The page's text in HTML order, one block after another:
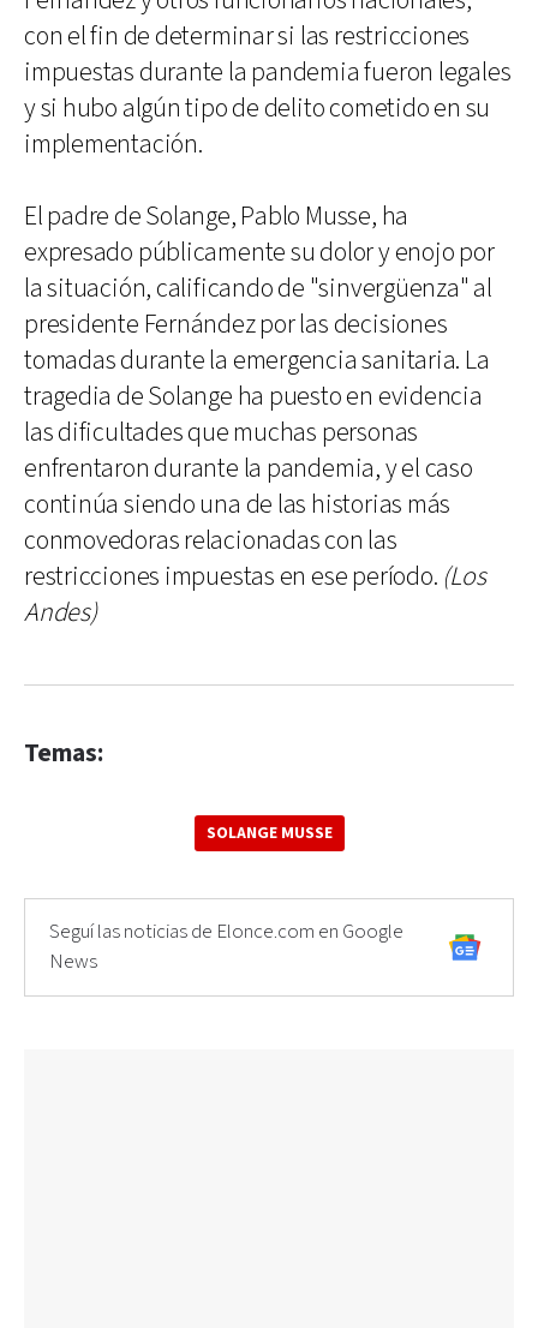
con el fin de determinar si las restricciones
impuestas durante la pandemia fueron legales
y si hubo algún tipo de delito cometido en su
implementación.
El padre de Solange, Pablo Musse, ha
expresado públicamente su dolor y enojo por
la situación, calificando de "sinvergüenza" al
presidente Fernández por las decisiones
tomadas durante la emergencia sanitaria. La
tragedia de Solange ha puesto en evidencia
las dificultades que muchas personas
enfrentaron durante la pandemia, y el caso
continúa siendo una de las historias más
conmovedoras relacionadas con las
restricciones impuestas en ese período. (Los
Andes)
Temas:
SOLANGE MUSSE
Seguí las noticias de Elonce.com en Google
News